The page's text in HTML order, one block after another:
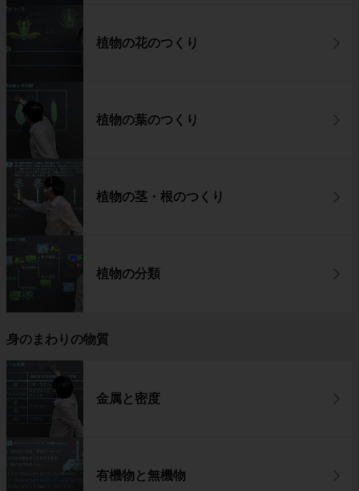
植物の花のつくり
植物の葉のつくり
植物の茎・根のつくり
植物の分類
身のまわりの物質
金属と密度
有機物と無機物